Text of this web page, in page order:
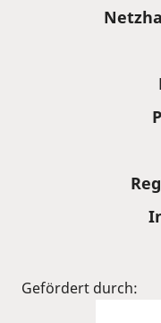
Gefördert durch: